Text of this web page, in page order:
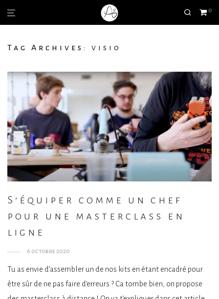
0
Tag Archives: visio
S’équiper comme un chef
pour une masterclass en
ligne
6 octobre 2020
Tu as envie d’assembler un de nos kits en étant encadré pour
être sûr de ne pas faire d’erreurs ? Ca tombe bien, on propose